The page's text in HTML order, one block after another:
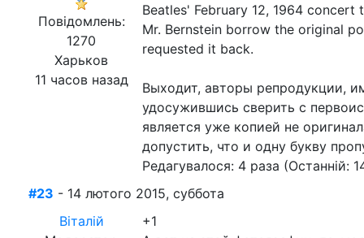
Повідомлень:
1270
Харьков
11 часов назад
Beatles' February 12, 1964
Mr. Bernstein borrow the original
requested it back.
Выходит, авторы репродукции,
удосужившись сверить с
является уже копией не
допустить, что и одну букву
Редагувалося: 4 раза (Останній:
#23 - 14 лютого 2015, суббота
Віталій
+1